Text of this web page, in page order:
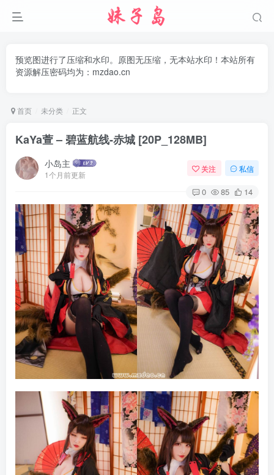
预览图进行了压缩和水印。原图无压缩，无本站水印！本站所有
资源解压密码均为：mzdao.cn
首页 未分类 正文
KaYa萱 – 碧蓝航线-赤城 [20P_128MB]
小岛主
1个月前更新
关注 私信
0 85 14